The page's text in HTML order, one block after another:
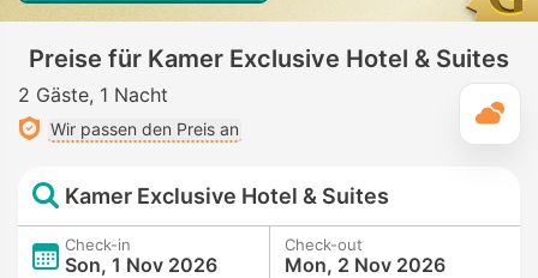
Preise für Kamer Exclusive Hotel & Suites
2 Gäste 1 Nacht
Wir passen den Preis an
Kamer Exclusive Hotel & Suites
Check-in
Son, 1 Nov 2026
Check-out
Mon, 2 Nov 2026